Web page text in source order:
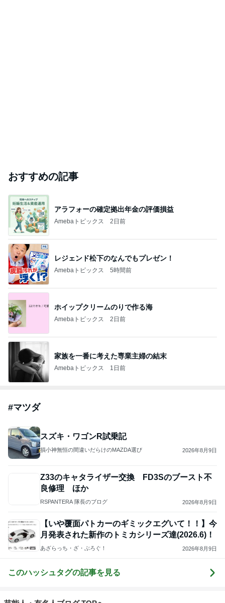
おすすめの記事
アラフォーの確定拠出年金の評価損益
Amebaトピックス 2日前
レジェンド松下のなんでもプレゼン！
Amebaトピックス 5時間前
ホイップクリームのりで作る海
Amebaトピックス 2日前
家族を一番に考えた専業主婦の結末
Amebaトピックス 1日前
#マツダ
スズキ・ワゴンR試乗記
損小神無恒の間違いだらけのMAZDA選び 2026年8月9日
Z33のキャタライザー交換 FD3Sのブースト不
良修理 ほか
RSPANTERA 隊長のブログ 2026年8月9日
【いや覆面パトカーのギミックエグいて！！】今
月発表された新作のトミカシリーズ達(2026.6)！
あざらっち・ざ・ぶろぐ！ 2026年8月9日
このハッシュタグの記事を見る